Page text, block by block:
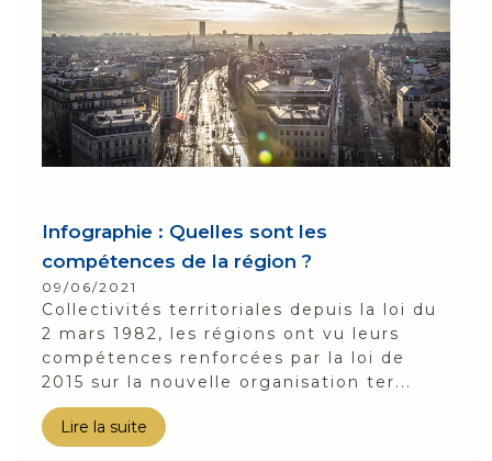
Infographie : Quelles sont les
compétences de la région ?
09/06/2021
Collectivités territoriales depuis la loi du
2 mars 1982, les régions ont vu leurs
compétences renforcées par la loi de
2015 sur la nouvelle organisation ter...
Lire la suite